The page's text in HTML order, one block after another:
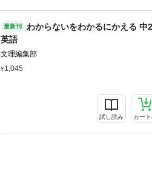
最新刊
わからないをわかるにかえる 中2
英語
文理編集部
1,045
試し読み カー